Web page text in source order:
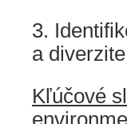
3.
a
Kľúčové